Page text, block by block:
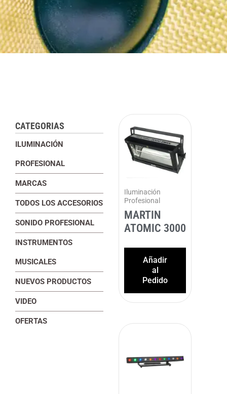
CATEGORIAS
ILUMINACIÓN
PROFESIONAL
MARCAS
TODOS LOS ACCESORIOS
SONIDO PROFESIONAL
INSTRUMENTOS
MUSICALES
NUEVOS PRODUCTOS
VIDEO
OFERTAS
Iluminación
Profesional
MARTIN
ATOMIC 3000
Añadir
al
Pedido